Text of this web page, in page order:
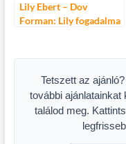
Lily Ebert – Dov
Forman: Lily fogadalma
merítettem erőt a
továbblépéshez
Tetszett az
további ajánlatainkat
találod meg.